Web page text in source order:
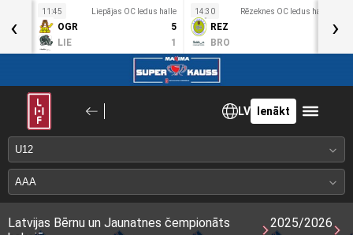
Apr
11:45 Liepājas OC ledus halle
OGR
5
LIE
1
14:30 Rēzeknes OC ledus halle
REZ
BRO
‹ ›
LV Ienākt
Latvijas Bērnu un Jaunatnes čempionāts
2025/2026